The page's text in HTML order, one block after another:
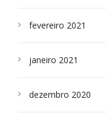
fevereiro 2021
janeiro 2021
dezembro 2020